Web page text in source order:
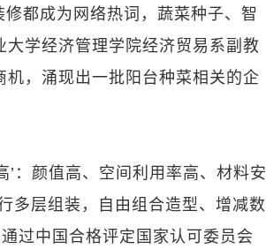
都成为网络热词，蔬菜种子、智
学经济管理学院经济贸易系副教
，涌现出一批阳台种菜相关的企
’：颜值高、空间利用率高、材料安
多层组装，自由组合造型、增减数
过中国合格评定国家认可委员会